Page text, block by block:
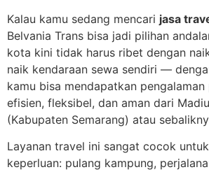
Kalau kamu sedang mencari jasa
Belvania Trans bisa jadi pilihan
kota kini tidak harus ribet dengan
naik kendaraan sewa sendiri —
kamu bisa mendapatkan pengalaman
efisien, fleksibel, dan aman dari
(Kabupaten Semarang) atau
Layanan travel ini sangat cocok
keperluan: pulang kampung,